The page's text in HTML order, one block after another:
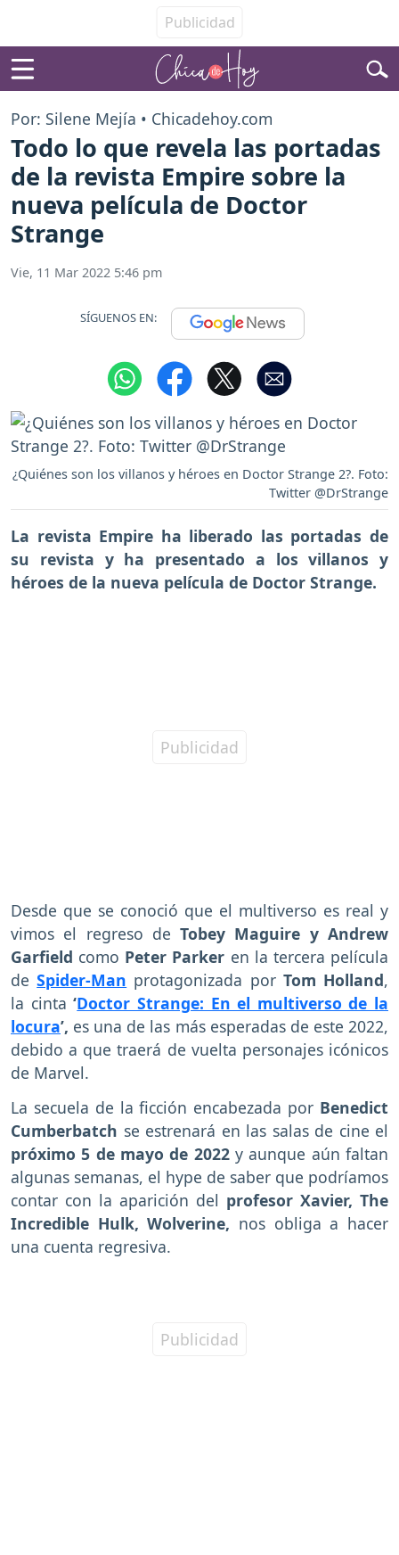
Por: Silene Mejía • Chicadehoy.com
Todo lo que revela las portadas
de la revista Empire sobre la
nueva película de Doctor
Strange
Vie, 11 Mar 2022 5:46 pm
SÍGUENOS EN:
¿Quiénes son los villanos y héroes en Doctor Strange 2?. Foto:
Twitter @DrStrange
La revista Empire ha liberado las portadas de
su revista y ha presentado a los villanos y
héroes de la nueva película de Doctor Strange.
Desde que se conoció que el multiverso es real y
vimos el regreso de Tobey Maguire y Andrew
Garfield como Peter Parker en la tercera película
de Spider-Man protagonizada porTom Holland,
la cinta‘Doctor Strange: En el multiverso de la
locura’, es una de las más esperadas de este 2022,
debido a que traerá de vuelta personajes icónicos
de Marvel.
La secuela de la ficción encabezada por Benedict
Cumberbatch se estrenará en las salas de cine el
próximo 5 de mayo de 2022 y aunque aún faltan
algunas semanas, el hype de saber que podríamos
contar con la aparición del profesor Xavier, The
Incredible Hulk, Wolverine, nos obliga a hacer
una cuenta regresiva.